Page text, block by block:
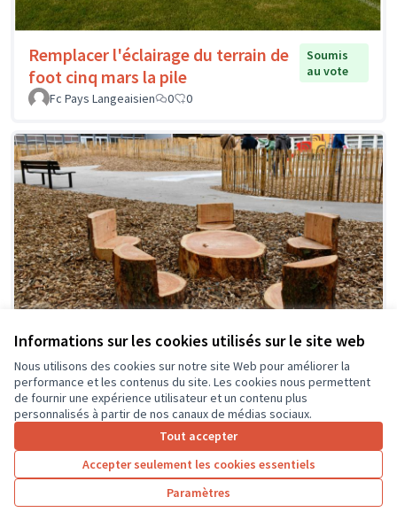
Informations sur les cookies utilisés sur le site web
Nous utilisons des cookies sur notre site Web pour améliorer la
performance et les contenus du site. Les cookies nous permettent
de fournir une expérience utilisateur et un contenu plus
personnalisés à partir de nos canaux de médias sociaux.
Tout accepter
Accepter seulement les cookies essentiels
Paramètres
Remplacer l'éclairage du terrain de
foot cinq mars la pile
Soumis
au vote
Fc Pays Langeaisien
0 0
Aire de jeux pour les enfants de 1 à 5
ans dans le quartier SANITAS à Tours
Soumis
au vote
MJB
0 0